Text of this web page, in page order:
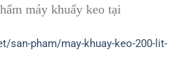
máy khuấy keo tại
san-pham/may-khuay-keo-200-lit-